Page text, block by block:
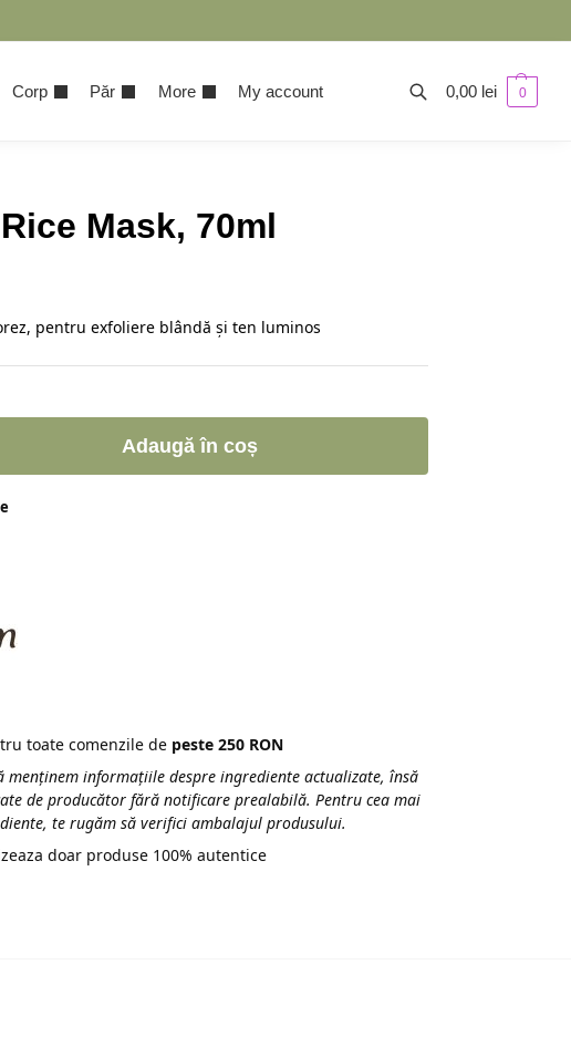
Corp Păr More My account 0,00 lei 0
Mask, 70ml
pentru exfoliere blândă și ten luminos
Adaugă în coș
toate comenzile de peste 250 RON
menținem informațiile despre ingrediente actualizate, însă
de producător fără notificare prealabilă. Pentru cea mai
te rugăm să verifici ambalajul produsului.
doar produse 100% autentice